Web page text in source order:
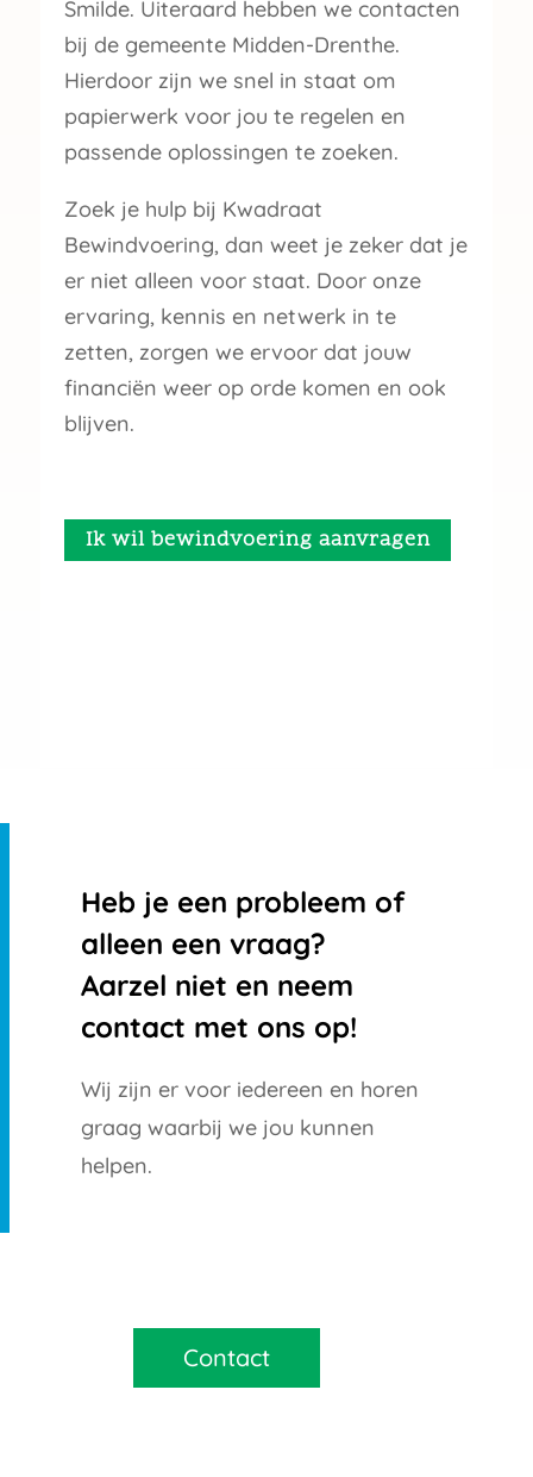
Smilde. Uiteraard hebben we contacten
bij de gemeente Midden-Drenthe.
Hierdoor zijn we snel in staat om
papierwerk voor jou te regelen en
passende oplossingen te zoeken.
Zoek je hulp bij Kwadraat
Bewindvoering, dan weet je zeker dat je
er niet alleen voor staat. Door onze
ervaring, kennis en netwerk in te
zetten, zorgen we ervoor dat jouw
financiën weer op orde komen en ook
blijven.
Ik wil bewindvoering aanvragen
Heb je een probleem of
alleen een vraag?
Aarzel niet en neem
contact met ons op!
Wij zijn er voor iedereen en horen
graag waarbij we jou kunnen
helpen.
Contact